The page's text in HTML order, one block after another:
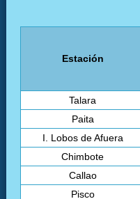
Estación
Talara
Paita
I. Lobos de Afuera
Chimbote
Callao
Pisco